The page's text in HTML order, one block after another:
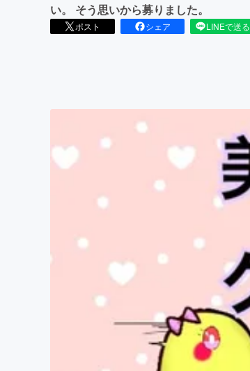
い。 そう思いから募りました。
ポスト シェア LINEで送る